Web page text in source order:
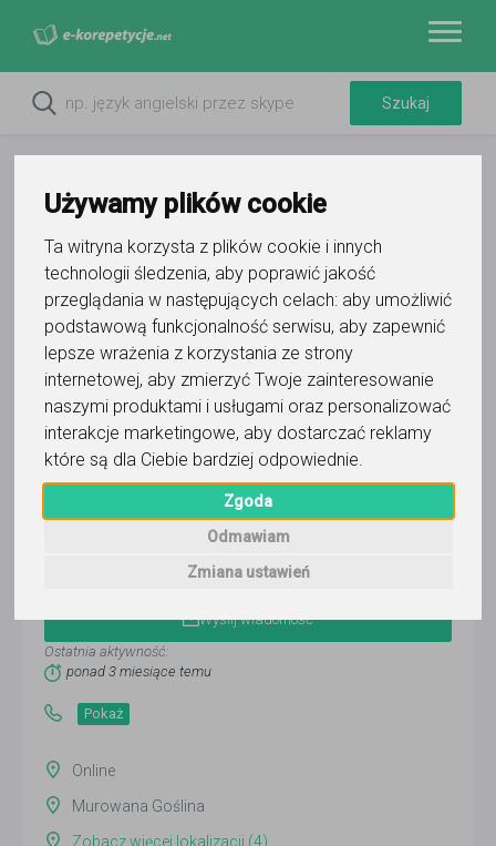
Używamy plików cookie
Ta witryna korzysta z plików cookie i innych
technologii śledzenia, aby poprawić jakość
przeglądania w następujących celach: aby umożliwić
podstawową funkcjonalność serwisu, aby zapewnić
lepsze wrażenia z korzystania ze strony
internetowej, aby zmierzyć Twoje zainteresowanie
naszymi produktami i usługami oraz personalizować
interakcje marketingowe, aby dostarczać reklamy
które są dla Ciebie bardziej odpowiednie
Zgoda
Odmawiam
Zmiana ustawień
Do ulubionych
Oznacz wystąpienie kontaktu
Marianna Fic
Wyślij wiadomość
Ostatnia aktywność:
ponad 3 miesiące temu
Pokaż
Online
Murowana Goślina
Zobacz więcej lokalizacji (4)